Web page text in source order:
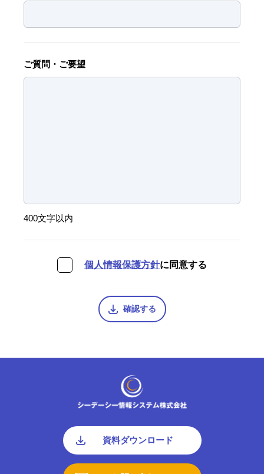
ご質問・ご要望
400文字以内
個人情報保護方針に同意する
確認する
資料ダウンロード